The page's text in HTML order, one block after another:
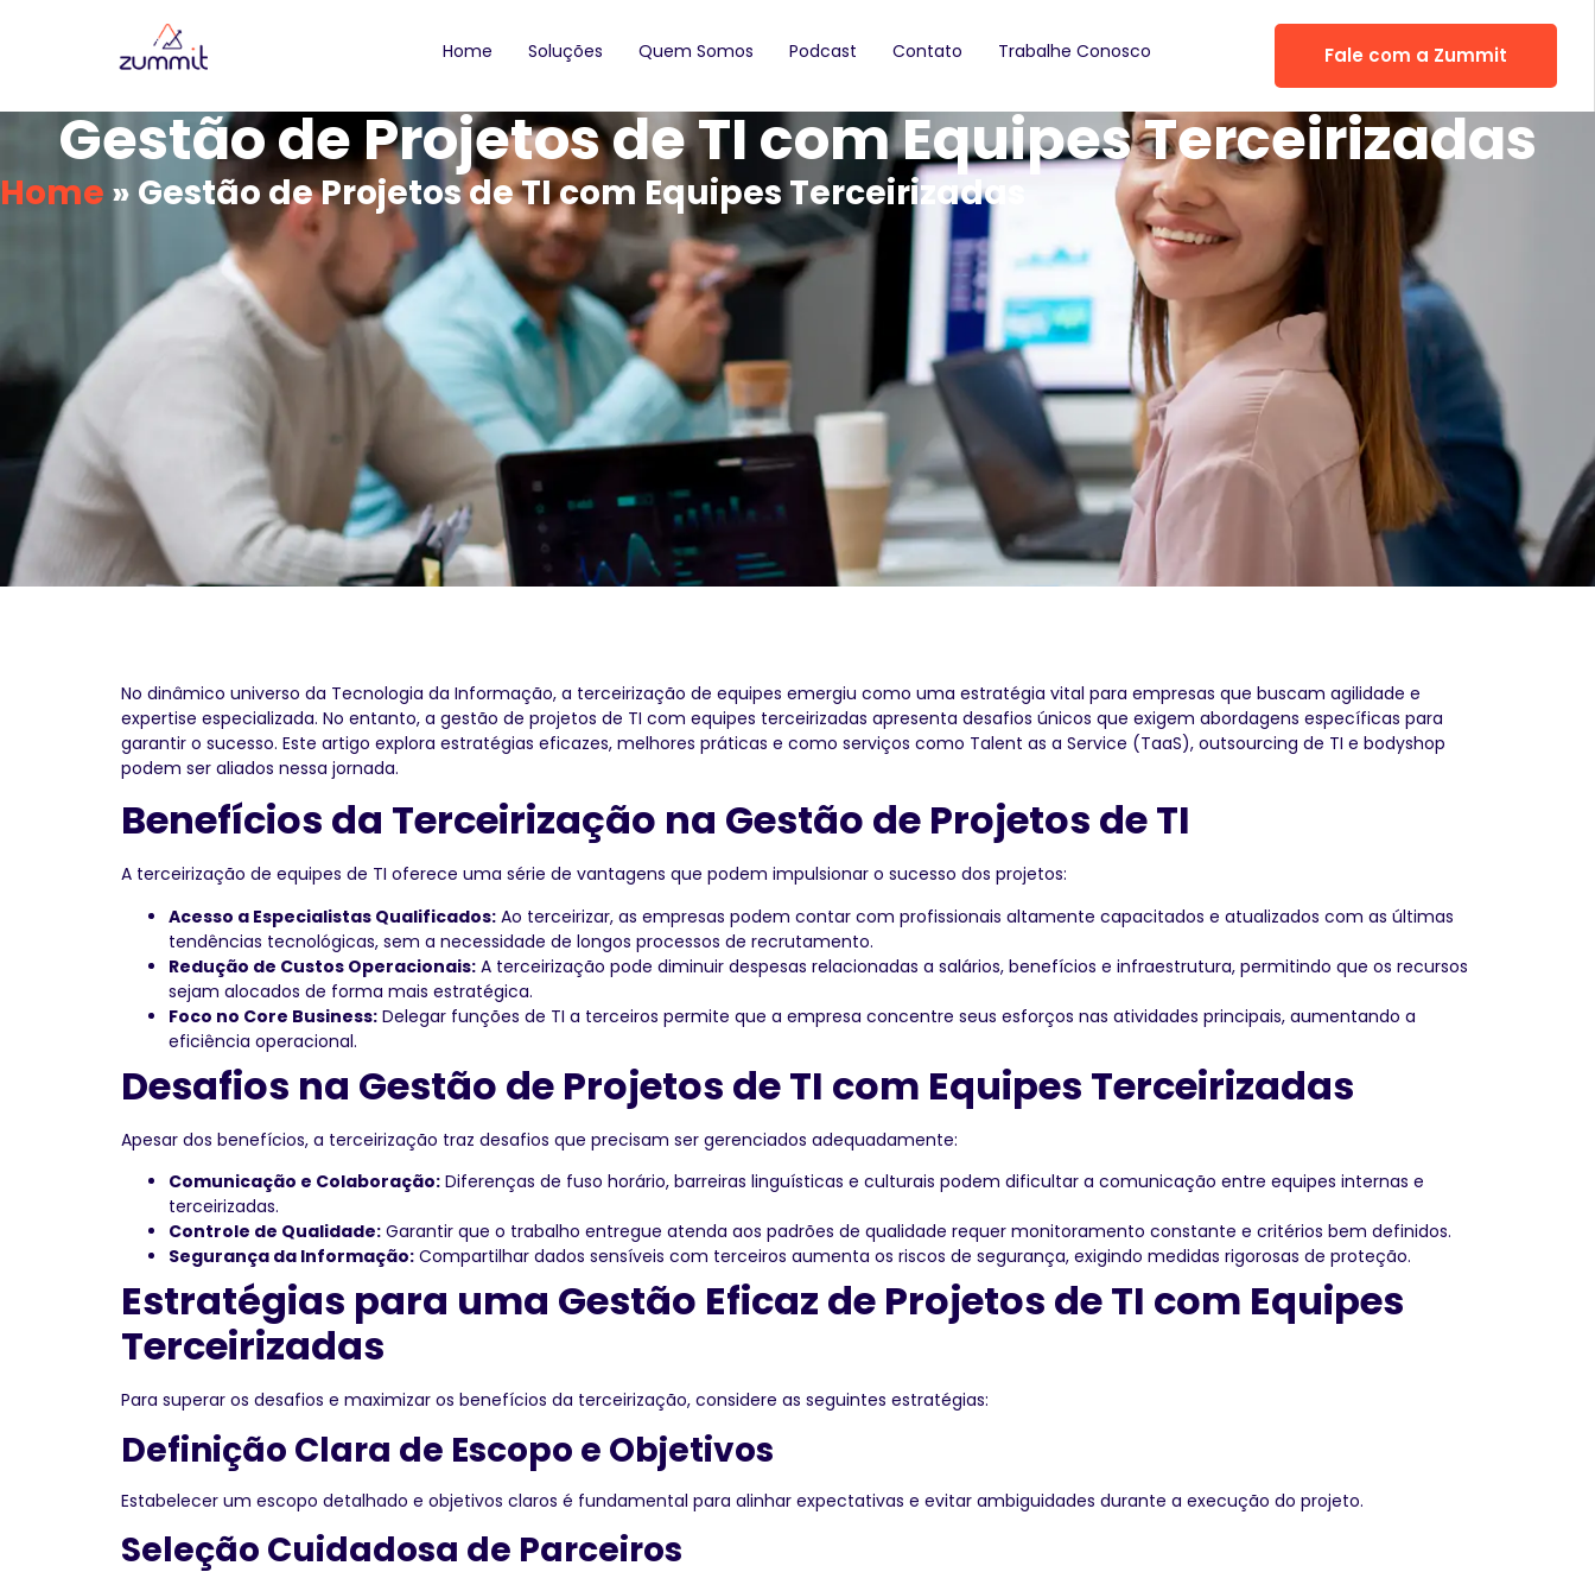
Home Soluções Quem Somos Podcast Contato Trabalhe Conosco Fale com a Zummit
Gestão de Projetos de TI com Equipes Terceirizadas
Home » Gestão de Projetos de TI com Equipes Terceirizadas
No dinâmico universo da Tecnologia da Informação, a terceirização de equipes emergiu como uma estratégia vital para empresas que buscam agilidade e
expertise especializada. No entanto, a gestão de projetos de TI com equipes terceirizadas apresenta desafios únicos que exigem abordagens específicas para
garantir o sucesso. Este artigo explora estratégias eficazes, melhores práticas e como serviços como Talent as a Service (TaaS), outsourcing de TI e bodyshop
podem ser aliados nessa jornada.
Benefícios da Terceirização na Gestão de Projetos de TI
A terceirização de equipes de TI oferece uma série de vantagens que podem impulsionar o sucesso dos projetos:
Acesso a Especialistas Qualificados: Ao terceirizar, as empresas podem contar com profissionais altamente capacitados e atualizados com as últimas
tendências tecnológicas, sem a necessidade de longos processos de recrutamento.
Redução de Custos Operacionais: A terceirização pode diminuir despesas relacionadas a salários, benefícios e infraestrutura, permitindo que os recursos
sejam alocados de forma mais estratégica.
Foco no Core Business: Delegar funções de TI a terceiros permite que a empresa concentre seus esforços nas atividades principais, aumentando a
eficiência operacional.
Desafios na Gestão de Projetos de TI com Equipes Terceirizadas
Apesar dos benefícios, a terceirização traz desafios que precisam ser gerenciados adequadamente:
Comunicação e Colaboração: Diferenças de fuso horário, barreiras linguísticas e culturais podem dificultar a comunicação entre equipes internas e
terceirizadas.
Controle de Qualidade: Garantir que o trabalho entregue atenda aos padrões de qualidade requer monitoramento constante e critérios bem definidos.
Segurança da Informação: Compartilhar dados sensíveis com terceiros aumenta os riscos de segurança, exigindo medidas rigorosas de proteção.
Estratégias para uma Gestão Eficaz de Projetos de TI com Equipes
Terceirizadas
Para superar os desafios e maximizar os benefícios da terceirização, considere as seguintes estratégias:
Definição Clara de Escopo e Objetivos
Estabelecer um escopo detalhado e objetivos claros é fundamental para alinhar expectativas e evitar ambiguidades durante a execução do projeto.
Seleção Cuidadosa de Parceiros